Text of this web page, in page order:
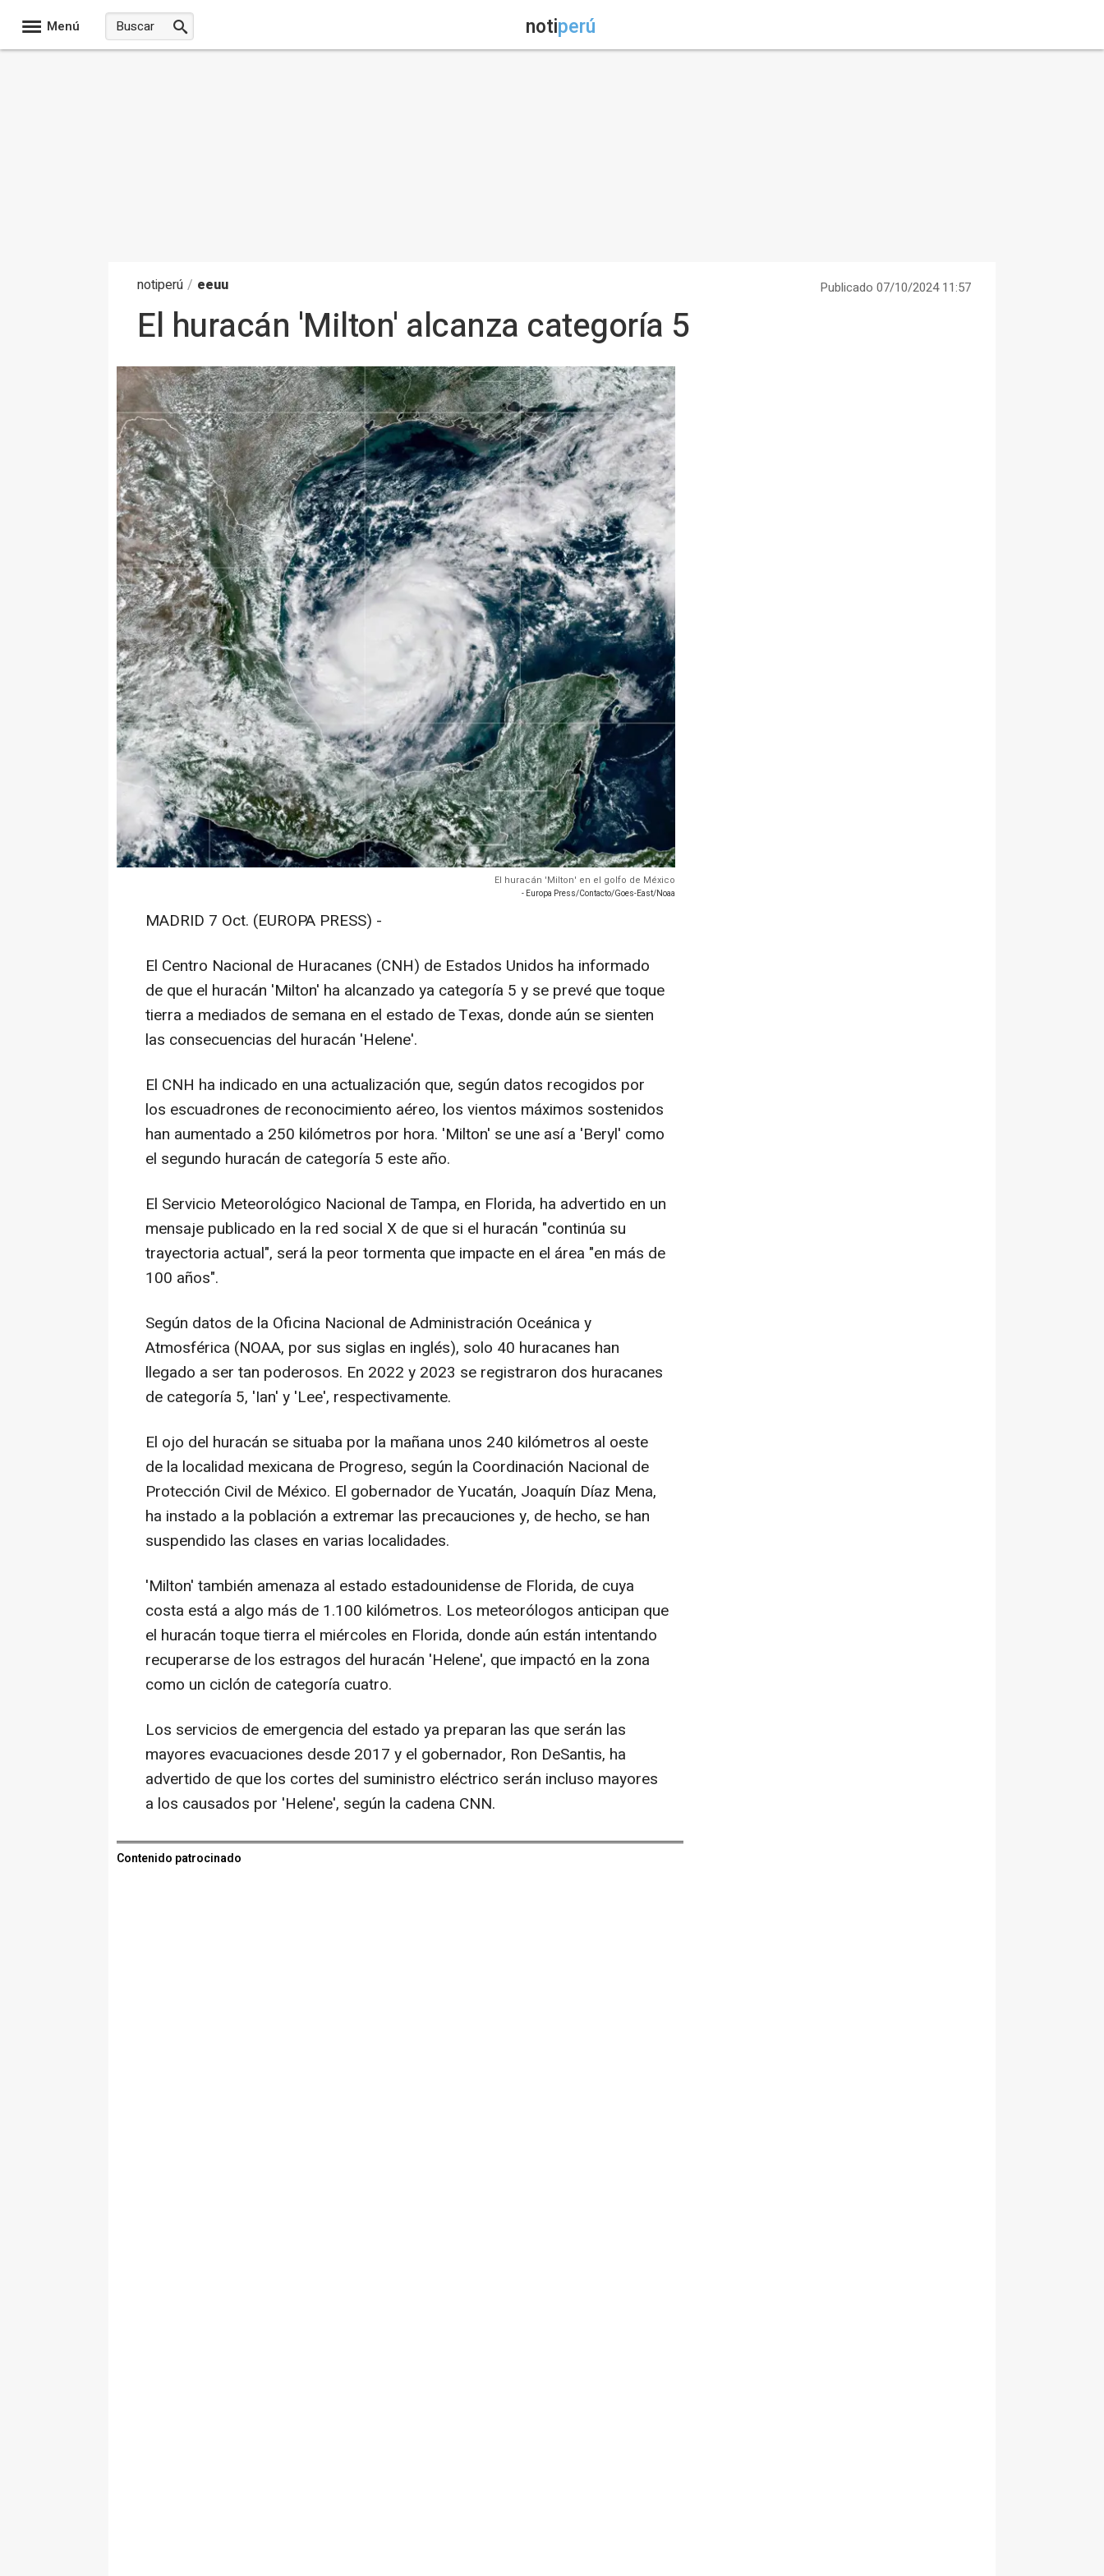
Menú notiperú
notiperú / eeuu Publicado 07/10/2024 11:57
El huracán 'Milton' alcanza categoría 5
El huracán 'Milton' en el golfo de México
- Europa Press/Contacto/Goes-East/Noaa
MADRID 7 Oct. (EUROPA PRESS) -
El Centro Nacional de Huracanes (CNH) de Estados Unidos ha informado
de que el huracán 'Milton' ha alcanzado ya categoría 5 y se prevé que toque
tierra a mediados de semana en el estado de Texas, donde aún se sienten
las consecuencias del huracán 'Helene'.
El CNH ha indicado en una actualización que, según datos recogidos por
los escuadrones de reconocimiento aéreo, los vientos máximos sostenidos
han aumentado a 250 kilómetros por hora. 'Milton' se une así a 'Beryl' como
el segundo huracán de categoría 5 este año.
El Servicio Meteorológico Nacional de Tampa, en Florida, ha advertido en un
mensaje publicado en la red social X de que si el huracán "continúa su
trayectoria actual", será la peor tormenta que impacte en el área "en más de
100 años".
Según datos de la Oficina Nacional de Administración Oceánica y
Atmosférica (NOAA, por sus siglas en inglés), solo 40 huracanes han
llegado a ser tan poderosos. En 2022 y 2023 se registraron dos huracanes
de categoría 5, 'Ian' y 'Lee', respectivamente.
El ojo del huracán se situaba por la mañana unos 240 kilómetros al oeste
de la localidad mexicana de Progreso, según la Coordinación Nacional de
Protección Civil de México. El gobernador de Yucatán, Joaquín Díaz Mena,
ha instado a la población a extremar las precauciones y, de hecho, se han
suspendido las clases en varias localidades.
'Milton' también amenaza al estado estadounidense de Florida, de cuya
costa está a algo más de 1.100 kilómetros. Los meteorólogos anticipan que
el huracán toque tierra el miércoles en Florida, donde aún están intentando
recuperarse de los estragos del huracán 'Helene', que impactó en la zona
como un ciclón de categoría cuatro.
Los servicios de emergencia del estado ya preparan las que serán las
mayores evacuaciones desde 2017 y el gobernador, Ron DeSantis, ha
advertido de que los cortes del suministro eléctrico serán incluso mayores
a los causados por 'Helene', según la cadena CNN.
Contenido patrocinado